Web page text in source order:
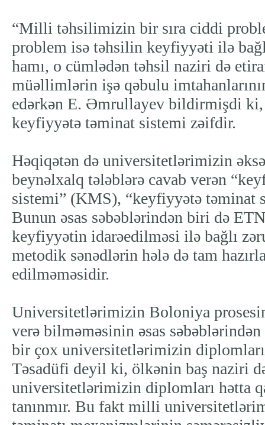
“Milli təhsilimizin bir sıra ciddi
problem isə təhsilin keyfiyyəti ilə
hamı, o cümlədən təhsil naziri də
müəllimlərin işə qəbulu
edərkən E. Əmrullayev bildirmişdi
keyfiyyətə təminat sistemi zəifdir.
Həqiqətən də universitetlərimizin
beynəlxalq tələblərə cavab verən
sistemi” (KMS), “keyfiyyətə təminat
Bunun əsas səbəblərindən biri də
keyfiyyətin idarəedilməsi ilə bağlı
metodik sənədlərin hələ də tam
edilməməsidir.
Universitetlərimizin Boloniya
verə bilməməsinin əsas
bir çox universitetlərimizin diplomları
Təsadüfi deyil ki, ölkənin baş naziri
universitetlərimizin diplomları hətta
tanınmır. Bu fakt milli